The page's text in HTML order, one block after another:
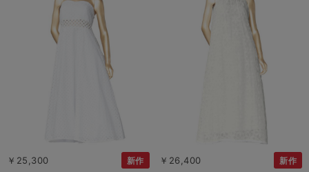
￥25,300 新作 ￥26,400 新作